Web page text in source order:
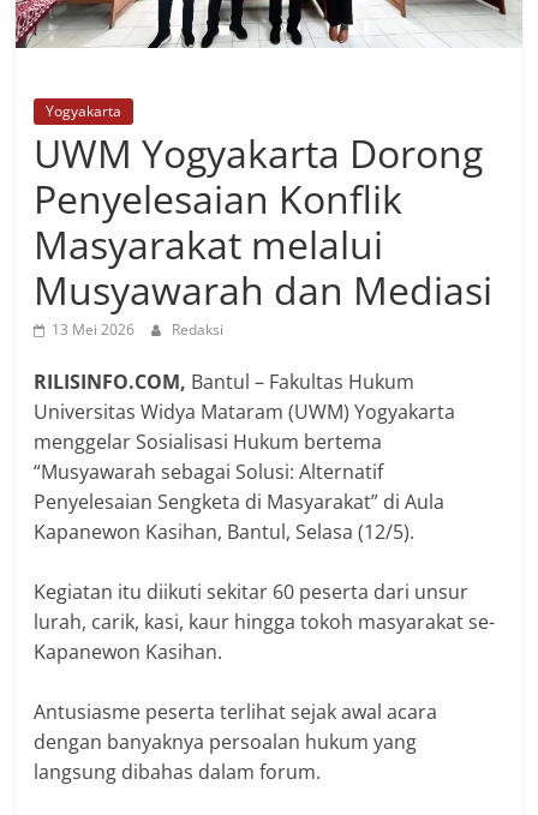
Yogyakarta
UWM Yogyakarta Dorong
Penyelesaian Konflik
Masyarakat melalui
Musyawarah dan Mediasi
13 Mei 2026 Redaksi
‎RILISINFO.COM, Bantul – Fakultas Hukum
Universitas Widya Mataram (UWM) Yogyakarta
menggelar Sosialisasi Hukum bertema
“Musyawarah sebagai Solusi: Alternatif
Penyelesaian Sengketa di Masyarakat” di Aula
Kapanewon Kasihan, Bantul, Selasa (12/5).
Kegiatan itu diikuti sekitar 60 peserta dari unsur
lurah, carik, kasi, kaur hingga tokoh masyarakat se-
Kapanewon Kasihan.
Antusiasme peserta terlihat sejak awal acara
dengan banyaknya persoalan hukum yang
langsung dibahas dalam forum.